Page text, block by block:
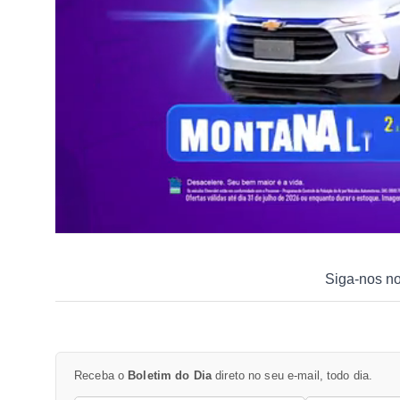
Siga-nos
Receba o Boletim do Diadireto no seu e-mail, todo dia.